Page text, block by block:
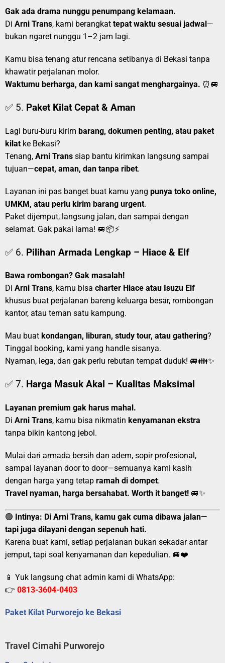
Gak ada drama nunggu penumpang kelamaan.
Di Arni Trans, kami berangkat tepat waktu sesuai jadwal—
bukan ngaret nunggu 1–2 jam lagi.
Kamu bisa tenang atur rencana setibanya di Bekasi tanpa
khawatir perjalanan molor.
Waktumu berharga, dan kami sangat menghargainya. ⏰🚐
✅ 5. Paket Kilat Cepat & Aman
Lagi buru-buru kirim barang, dokumen penting, atau paket
kilat ke Bekasi?
Tenang, Arni Trans siap bantu kirimkan langsung sampai
tujuan—cepat, aman, dan tanpa ribet.
Layanan ini pas banget buat kamu yang punya toko online,
UMKM, atau perlu kirim barang urgent.
Paket dijemput, langsung jalan, dan sampai dengan
selamat. Gak pakai lama! 🚐📦⚡
✅ 6. Pilihan Armada Lengkap – Hiace & Elf
Bawa rombongan? Gak masalah!
Di Arni Trans, kamu bisa charter Hiace atau Isuzu Elf
khusus buat perjalanan bareng keluarga besar, rombongan
kantor, atau teman satu kampung.
Mau buat kondangan, liburan, study tour, atau gathering?
Tinggal booking, kami yang handle sisanya.
Nyaman, lega, dan gak perlu rebutan tempat duduk! 🚐👪✨
✅ 7. Harga Masuk Akal – Kualitas Maksimal
Layanan premium gak harus mahal.
Di Arni Trans, kamu bisa nikmatin kenyamanan ekstra
tanpa bikin kantong jebol.
Mulai dari armada bersih dan adem, sopir profesional,
sampai layanan door to door—semuanya kami kasih
dengan harga yang tetap ramah di dompet.
Travel nyaman, harga bersahabat. Worth it banget! 🚐✨
🟢 Intinya: Di Arni Trans, kamu gak cuma dibawa jalan—
tapi juga dilayani dengan sepenuh hati.
Karena buat kami, setiap perjalanan bukan sekadar antar
jemput, tapi soal kenyamanan dan kepedulian. 🚐❤️
📱 Yuk langsung chat admin kami di WhatsApp:
👉 0813-3604-0403
Paket Kilat Purworejo ke Bekasi
Travel Cimahi Purworejo